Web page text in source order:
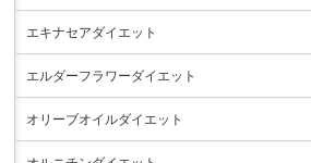
エキナセアダイエット
エルダーフラワーダイエット
オリーブオイルダイエット